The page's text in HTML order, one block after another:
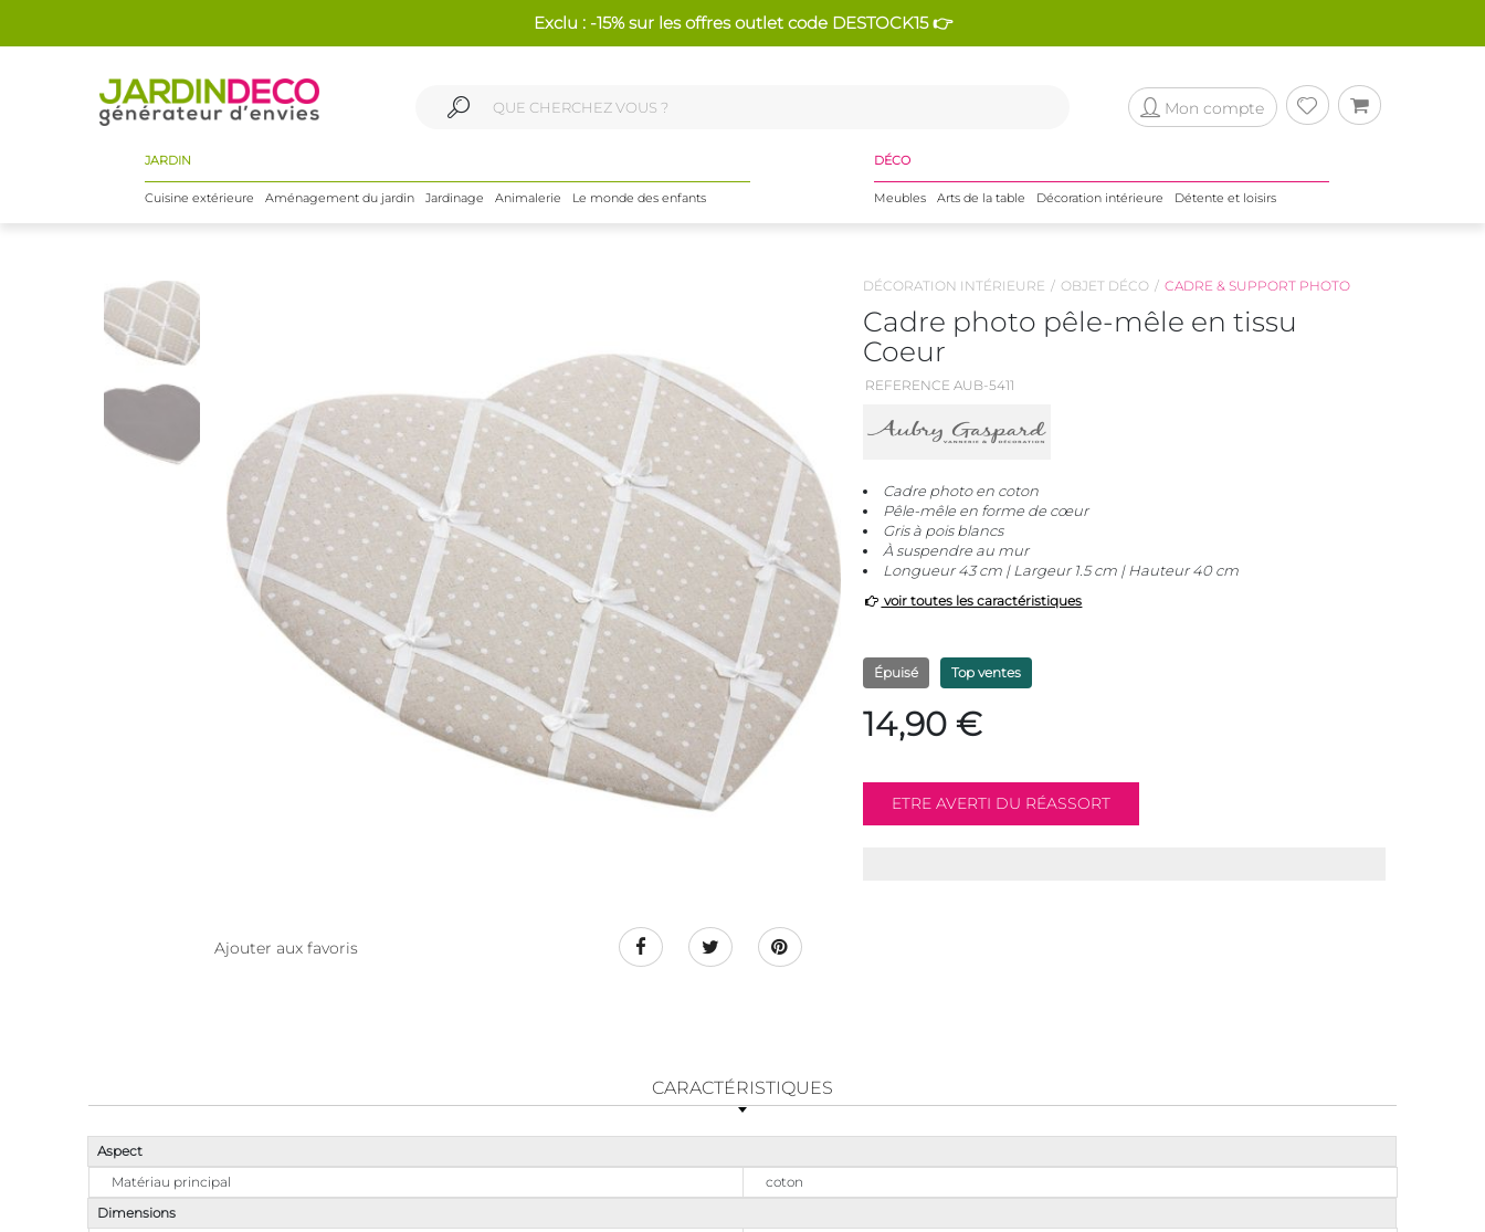
Exclu : -15% sur les offres outlet code DESTOCK15 👉
Mon compte
JARDIN
Cuisine extérieure Aménagement du jardin Jardinage Animalerie Le monde des enfants
DÉCO
Meubles Arts de la table Décoration intérieure Détente et loisirs
Ajouter aux favoris
DÉCORATION INTÉRIEURE OBJET DÉCO CADRE & SUPPORT PHOTO
Cadre photo pêle-mêle en tissu
Coeur
REFERENCE AUB-5411
Cadre photo en coton
Pêle-mêle en forme de cœur
Gris à pois blancs
À suspendre au mur
Longueur 43 cm | Largeur 1.5 cm | Hauteur 40 cm
voir toutes les caractéristiques
Épuisé Top ventes
14,90 €
CARACTÉRISTIQUES
Aspect
Matériau principal
coton
Dimensions